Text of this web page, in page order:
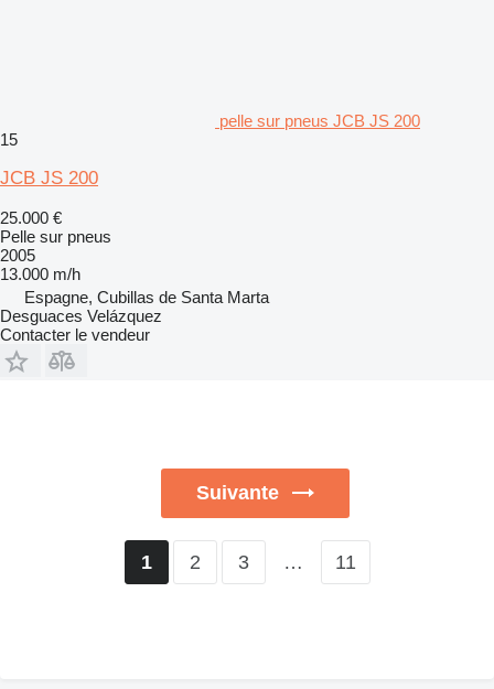
pelle sur pneus JCB JS 200
15
JCB JS 200
25.000 €
Pelle sur pneus
2005
13.000 m/h
Espagne, Cubillas de Santa Marta
Desguaces Velázquez
Contacter le vendeur
Suivante
1 2 3 … 11